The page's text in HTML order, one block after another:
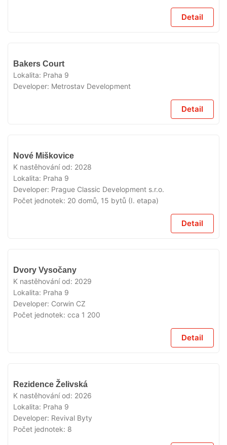
Detail
Bakers Court
Lokalita: Praha 9
Developer: Metrostav Development
Detail
Nové Miškovice
K nastěhování od: 2028
Lokalita: Praha 9
Developer: Prague Classic Development s.r.o.
Počet jednotek: 20 domů, 15 bytů (I. etapa)
Detail
Dvory Vysočany
K nastěhování od: 2029
Lokalita: Praha 9
Developer: Corwin CZ
Počet jednotek: cca 1 200
Detail
Rezidence Želivská
K nastěhování od: 2026
Lokalita: Praha 9
Developer: Revival Byty
Počet jednotek: 8